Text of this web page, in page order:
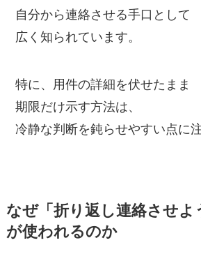
自分から連絡させる手口として
広く知られています。
特に、用件の詳細を伏せたまま
期限だけ示す方法は、
冷静な判断を鈍らせやすい点に
なぜ「折り返し連絡させよ
が使われるのか